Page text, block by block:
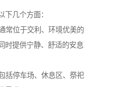
下几个方面：
常位于交利、环境优美的
时提供宁静、舒适的安息
括停车场、休息区、祭祀